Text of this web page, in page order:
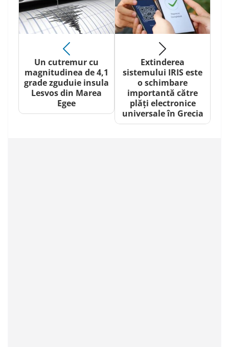
Un cutremur cu
magnitudinea de 4,1
grade zguduie insula
Lesvos din Marea
Egee
Extinderea
sistemului IRIS este
o schimbare
importantă către
plăți electronice
universale în Grecia